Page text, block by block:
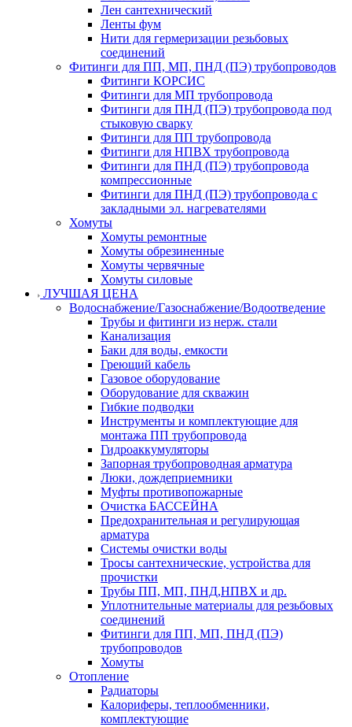
Лен сантехнический
Ленты фум
Нити для гермеризации резьбовых
соединений
Фитинги для ПП, МП, ПНД (ПЭ) трубопроводов
Фитинги КОРСИС
Фитинги для МП трубопровода
Фитинги для ПНД (ПЭ) трубопровода под
стыковую сварку
Фитинги для ПП трубопровода
Фитинги для НПВХ трубопровода
Фитинги для ПНД (ПЭ) трубопровода
компрессионные
Фитинги для ПНД (ПЭ) трубопровода с
закладными эл. нагревателями
Хомуты
Хомуты ремонтные
Хомуты обрезиненные
Хомуты червячные
Хомуты силовые
ЛУЧШАЯ ЦЕНА
Водоснабжение/Газоснабжение/Водоотведение
Трубы и фитинги из нерж. стали
Канализация
Баки для воды, емкости
Греющий кабель
Газовое оборудование
Оборудование для скважин
Гибкие подводки
Инструменты и комплектующие для
монтажа ПП трубопровода
Гидроаккумуляторы
Запорная трубопроводная арматура
Люки, дождеприемники
Муфты противопожарные
Очистка БАССЕЙНА
Предохранительная и регулирующая
арматура
Системы очистки воды
Тросы сантехнические, устройства для
прочистки
Трубы ПП, МП, ПНД,НПВХ и др.
Уплотнительные материалы для резьбовых
соединений
Фитинги для ПП, МП, ПНД (ПЭ)
трубопроводов
Хомуты
Отопление
Радиаторы
Калориферы, теплообменники,
комплектующие